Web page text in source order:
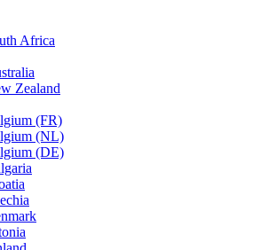
Africa
Zealand
(FR)
(NL)
(DE)